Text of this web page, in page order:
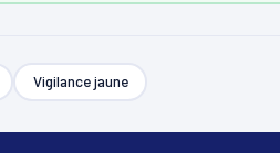
Vigilance jaune